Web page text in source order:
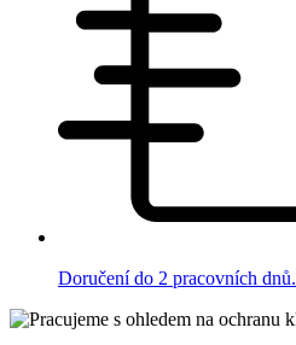
Doručení do 2 pracovních dnů.